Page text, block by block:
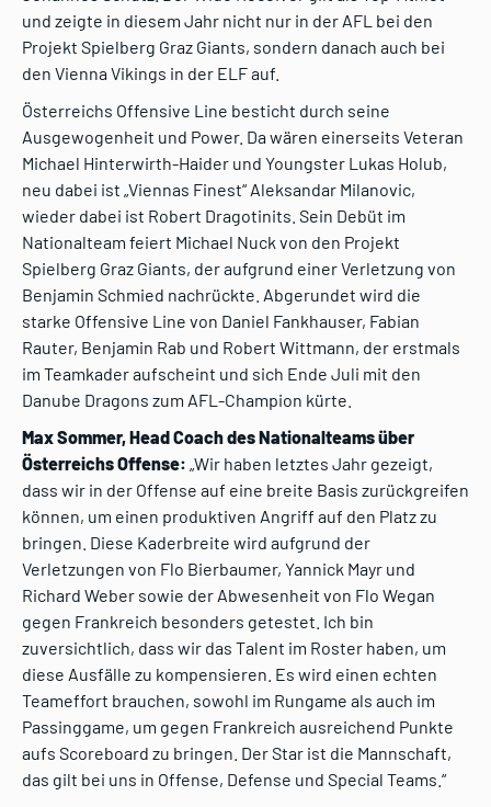
und zeigte in diesem Jahr nicht nur in der AFL bei den
Projekt Spielberg Graz Giants, sondern danach auch bei
den Vienna Vikings in der ELF auf.
Österreichs Offensive Line besticht durch seine
Ausgewogenheit und Power. Da wären einerseits Veteran
Michael Hinterwirth-Haider und Youngster Lukas Holub,
neu dabei ist „Viennas Finest“ Aleksandar Milanovic,
wieder dabei ist Robert Dragotinits. Sein Debüt im
Nationalteam feiert Michael Nuck von den Projekt
Spielberg Graz Giants, der aufgrund einer Verletzung von
Benjamin Schmied nachrückte. Abgerundet wird die
starke Offensive Line von Daniel Fankhauser, Fabian
Rauter, Benjamin Rab und Robert Wittmann, der erstmals
im Teamkader aufscheint und sich Ende Juli mit den
Danube Dragons zum AFL-Champion kürte.
Max Sommer, Head Coach des Nationalteams über
Österreichs Offense: „Wir haben letztes Jahr gezeigt,
dass wir in der Offense auf eine breite Basis zurückgreifen
können, um einen produktiven Angriff auf den Platz zu
bringen. Diese Kaderbreite wird aufgrund der
Verletzungen von Flo Bierbaumer, Yannick Mayr und
Richard Weber sowie der Abwesenheit von Flo Wegan
gegen Frankreich besonders getestet. Ich bin
zuversichtlich, dass wir das Talent im Roster haben, um
diese Ausfälle zu kompensieren. Es wird einen echten
Teameffort brauchen, sowohl im Rungame als auch im
Passinggame, um gegen Frankreich ausreichend Punkte
aufs Scoreboard zu bringen. Der Star ist die Mannschaft,
das gilt bei uns in Offense, Defense und Special Teams.“